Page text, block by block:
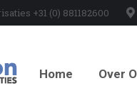
+31 (0) 881182600
Home Over